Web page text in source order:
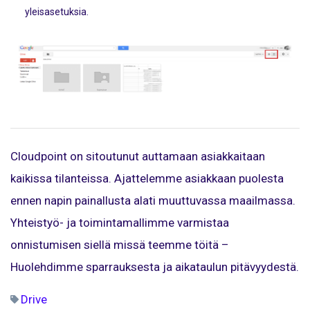
yleisasetuksia.
Cloudpoint on sitoutunut auttamaan asiakkaitaan
kaikissa tilanteissa. Ajattelemme asiakkaan puolesta
ennen napin painallusta alati muuttuvassa maailmassa.
Yhteistyö- ja toimintamallimme varmistaa
onnistumisen siellä missä teemme töitä –
Huolehdimme sparrauksesta ja aikataulun pitävyydestä.
Drive